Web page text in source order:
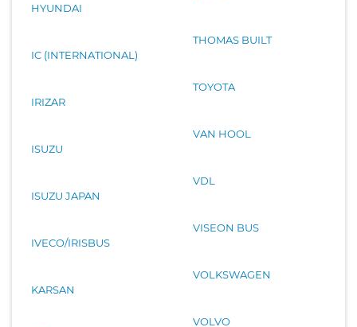
HYUNDAI
IC (INTERNATIONAL)
IRIZAR
ISUZU
ISUZU JAPAN
IVECO/IRISBUS
KARSAN
THOMAS BUILT
TOYOTA
VAN HOOL
VDL
VISEON BUS
VOLKSWAGEN
VOLVO